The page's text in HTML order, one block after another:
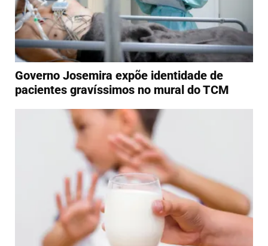
Governo Josemira expõe identidade de
pacientes gravíssimos no mural do TCM